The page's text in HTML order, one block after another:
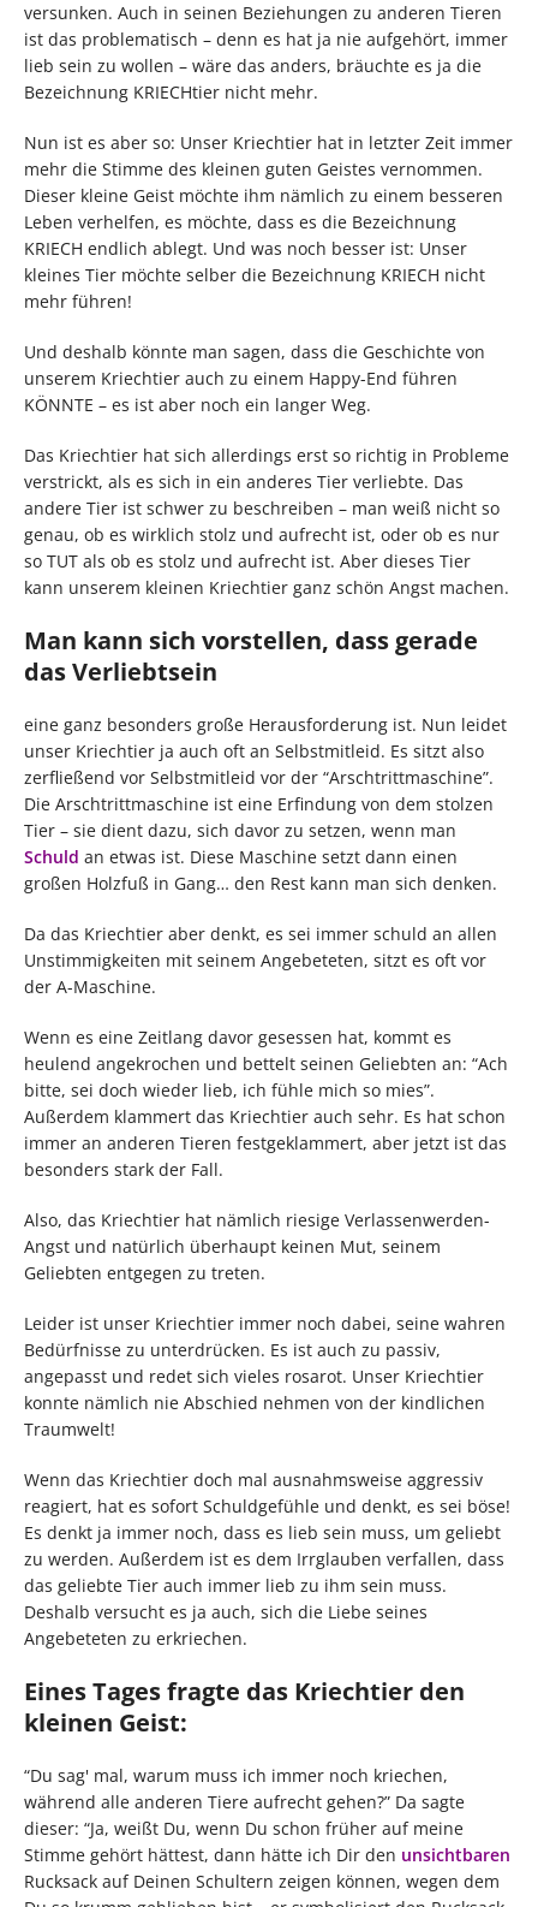
versunken. Auch in seinen Beziehungen zu anderen Tieren
ist das problematisch – denn es hat ja nie aufgehört, immer
lieb sein zu wollen – wäre das anders, bräuchte es ja die
Bezeichnung KRIECHtier nicht mehr.
Nun ist es aber so: Unser Kriechtier hat in letzter Zeit immer
mehr die Stimme des kleinen guten Geistes vernommen.
Dieser kleine Geist möchte ihm nämlich zu einem besseren
Leben verhelfen, es möchte, dass es die Bezeichnung
KRIECH endlich ablegt. Und was noch besser ist: Unser
kleines Tier möchte selber die Bezeichnung KRIECH nicht
mehr führen!
Und deshalb könnte man sagen, dass die Geschichte von
unserem Kriechtier auch zu einem Happy-End führen
KÖNNTE – es ist aber noch ein langer Weg.
Das Kriechtier hat sich allerdings erst so richtig in Probleme
verstrickt, als es sich in ein anderes Tier verliebte. Das
andere Tier ist schwer zu beschreiben – man weiß nicht so
genau, ob es wirklich stolz und aufrecht ist, oder ob es nur
so TUT als ob es stolz und aufrecht ist. Aber dieses Tier
kann unserem kleinen Kriechtier ganz schön Angst machen.
Man kann sich vorstellen, dass gerade
das Verliebtsein
eine ganz besonders große Herausforderung ist. Nun leidet
unser Kriechtier ja auch oft an Selbstmitleid. Es sitzt also
zerfließend vor Selbstmitleid vor der “Arschtrittmaschine”.
Die Arschtrittmaschine ist eine Erfindung von dem stolzen
Tier – sie dient dazu, sich davor zu setzen, wenn man
Schuld an etwas ist. Diese Maschine setzt dann einen
großen Holzfuß in Gang… den Rest kann man sich denken.
Da das Kriechtier aber denkt, es sei immer schuld an allen
Unstimmigkeiten mit seinem Angebeteten, sitzt es oft vor
der A-Maschine.
Wenn es eine Zeitlang davor gesessen hat, kommt es
heulend angekrochen und bettelt seinen Geliebten an: “Ach
bitte, sei doch wieder lieb, ich fühle mich so mies”.
Außerdem klammert das Kriechtier auch sehr. Es hat schon
immer an anderen Tieren festgeklammert, aber jetzt ist das
besonders stark der Fall.
Also, das Kriechtier hat nämlich riesige Verlassenwerden-
Angst und natürlich überhaupt keinen Mut, seinem
Geliebten entgegen zu treten.
Leider ist unser Kriechtier immer noch dabei, seine wahren
Bedürfnisse zu unterdrücken. Es ist auch zu passiv,
angepasst und redet sich vieles rosarot. Unser Kriechtier
konnte nämlich nie Abschied nehmen von der kindlichen
Traumwelt!
Wenn das Kriechtier doch mal ausnahmsweise aggressiv
reagiert, hat es sofort Schuldgefühle und denkt, es sei böse!
Es denkt ja immer noch, dass es lieb sein muss, um geliebt
zu werden. Außerdem ist es dem Irrglauben verfallen, dass
das geliebte Tier auch immer lieb zu ihm sein muss.
Deshalb versucht es ja auch, sich die Liebe seines
Angebeteten zu erkriechen.
Eines Tages fragte das Kriechtier den
kleinen Geist:
“Du sag' mal, warum muss ich immer noch kriechen,
während alle anderen Tiere aufrecht gehen?” Da sagte
dieser: “Ja, weißt Du, wenn Du schon früher auf meine
Stimme gehört hättest, dann hätte ich Dir den unsichtbaren
Rucksack auf Deinen Schultern zeigen können, wegen dem